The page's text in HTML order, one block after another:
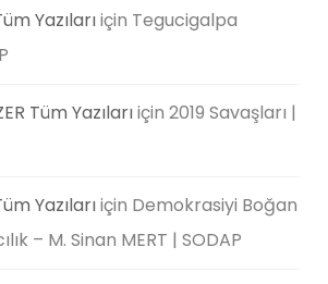
Yazılarıiçin Tegucigalpa
Tüm Yazılarıiçin2019 Savaşları |
Yazılarıiçin Demokrasiyi Boğan
– M. Sinan MERT | SODAP